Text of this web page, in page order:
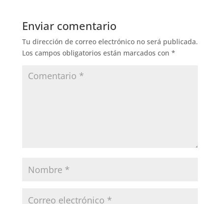
Enviar comentario
Tu dirección de correo electrónico no será publicada.
Los campos obligatorios están marcados con *